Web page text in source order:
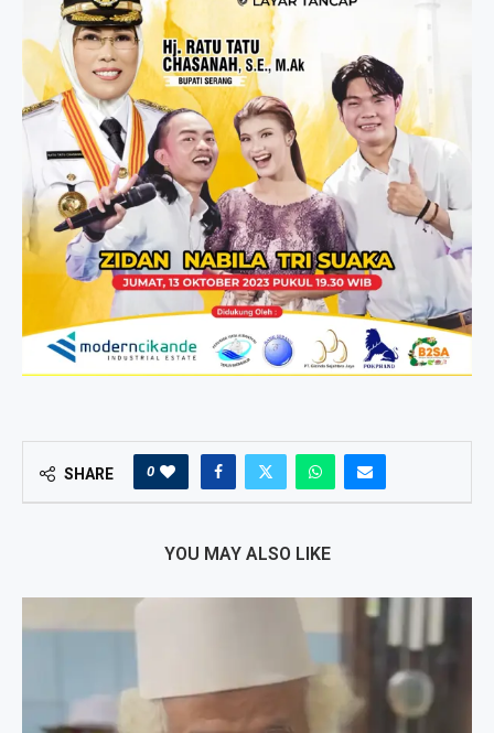
SHARE 0
YOU MAY ALSO LIKE